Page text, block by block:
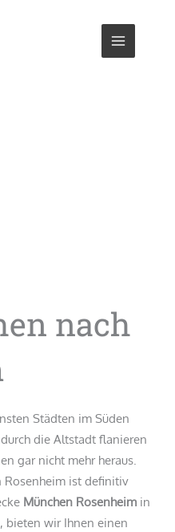
nach
Städten im Süden
die Altstadt flanieren
gar nicht mehr heraus.
Rosenheim ist definitiv
München Rosenheim in
bieten wir Ihnen einen